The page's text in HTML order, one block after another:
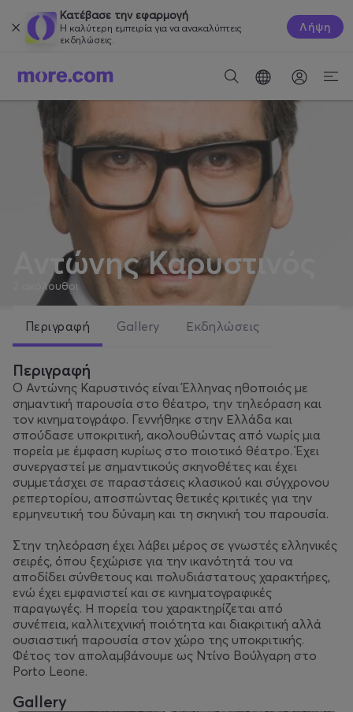
Κατέβασε την εφαρμογή
Η καλύτερη εμπειρία για να ανακαλύπτεις
εκδηλώσεις.
Λήψη
Αντώνης Καρυστινός
ακόλουθοι
Περιγραφή Gallery Εκδηλώσεις
Περιγραφή
Ο Αντώνης Καρυστινός είναι Έλληνας ηθοποιός με
σημαντική παρουσία στο θέατρο, την τηλεόραση και
τον κινηματογράφο. Γεννήθηκε στην Ελλάδα και
σπούδασε υποκριτική, ακολουθώντας από νωρίς μια
πορεία με έμφαση κυρίως στο ποιοτικό θέατρο. Έχει
συνεργαστεί με σημαντικούς σκηνοθέτες και έχει
συμμετάσχει σε παραστάσεις κλασικού και σύγχρονου
ρεπερτορίου, αποσπώντας θετικές κριτικές για την
ερμηνευτική του δύναμη και τη σκηνική του παρουσία.
Στην τηλεόραση έχει λάβει μέρος σε γνωστές ελληνικές
σειρές, όπου ξεχώρισε για την ικανότητά του να
αποδίδει σύνθετους και πολυδιάστατους χαρακτήρες,
ενώ έχει εμφανιστεί και σε κινηματογραφικές
παραγωγές. Η πορεία του χαρακτηρίζεται από
συνέπεια, καλλιτεχνική ποιότητα και διακριτική αλλά
ουσιαστική παρουσία στον χώρο της υποκριτικής.
Φέτος τον απολαμβάνουμε ως Ντίνο Βούλγαρη στο
Porto Leone.
Gallery